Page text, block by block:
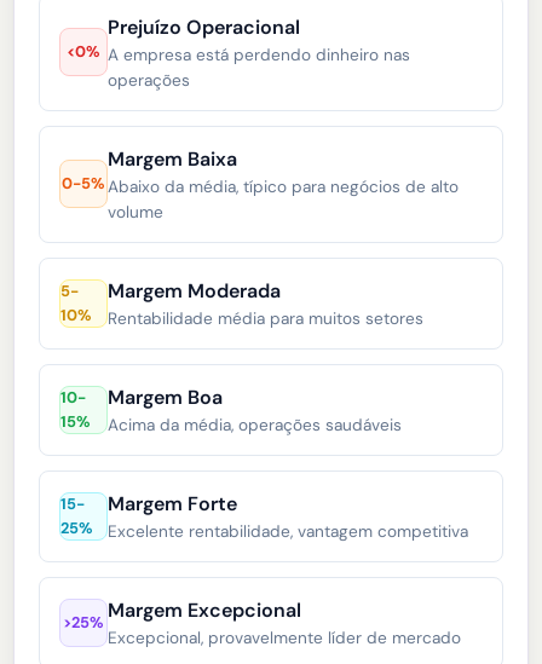
<0%
Prejuízo Operacional
A empresa está perdendo dinheiro nas
operações
0-5%
Margem Baixa
Abaixo da média, típico para negócios de alto
volume
5-
10%
Margem Moderada
Rentabilidade média para muitos setores
10-
15%
Margem Boa
Acima da média, operações saudáveis
15-
25%
Margem Forte
Excelente rentabilidade, vantagem competitiva
>25% Margem Excepcional
Excepcional, provavelmente líder de mercado